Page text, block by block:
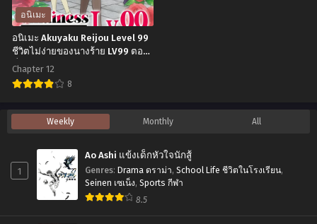
แดง
กับ
จอม
เวท
อสูร
ตอน
ที่1-
ซับ
ไทย
ไม่
ธรรมดา
ราชา
ปีศาจ
อนิเมะ
อนิเมะ Akuyaku Reijou Level 99
ชีวิตไม่ง่ายของนางร้าย LV99 ตอน
ที่1-12 ซับไทย
Chapter 12
8
อ
นิ
Akuyaku
Reijou
Level
Weekly Monthly All
1
Ao Ashi แข้งเด็กหัวใจนักสู้
Genres: Drama ดราม่า, School Life ชีวิตในโรงเรียน,
Seinen เซเน็ง, Sports กีฬา
8.5